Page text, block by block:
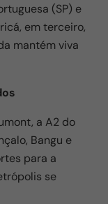
(SP) e
em terceiro,
mantém viva
a A2 do
Bangu e
para a
se